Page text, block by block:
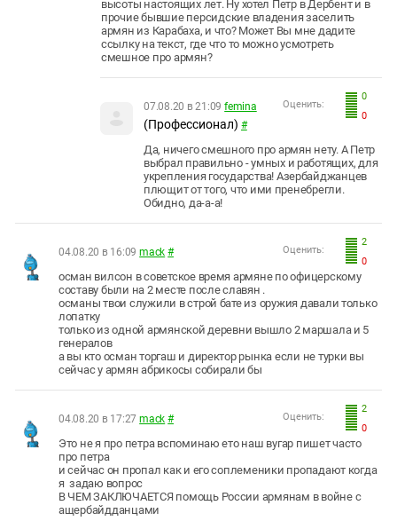
высоты настоящих лет. Ну хотел Петр в Дербент и в
прочие бывшие персидские владения заселить
армян из Карабаха, и что? Может Вы мне дадите
ссылку на текст, где что то можно усмотреть
смешное про армян?
0
0
Оценить:
07.08.20 в 21:09 femina
(Профессионал) #
Да, ничего смешного про армян нету. А Петр
выбрал правильно - умных и работящих, для
укрепления государства! Азербайджанцев
плющит от того, что ими пренебрегли.
Обидно, да-а-а!
2
0
Оценить:
04.08.20 в 16:09 mack #
осман вилсон в советское время армяне по офицерскому
составу были на 2 месте после славян .
османы твои служили в строй бате из оружия давали только
лопатку
только из одной армянской деревни вышло 2 маршала и 5
генералов
а вы кто осман торгаш и директор рынка если не турки вы
сейчас у армян абрикосы собирали бы
2
0
Оценить:
04.08.20 в 17:27 mack #
Это не я про петра вспоминаю ето наш вугар пишет часто
про петра
и сейчас он пропал как и его соплеменики пропадают когда
я задаю вопрос
В ЧЕМ ЗАКЛЮЧАЕТСЯ помощь России армянам в войне с
ащербайдданцами